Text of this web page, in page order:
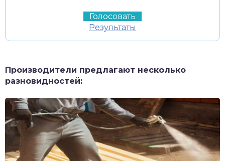
Результаты
Производители предлагают несколько
разновидностей: